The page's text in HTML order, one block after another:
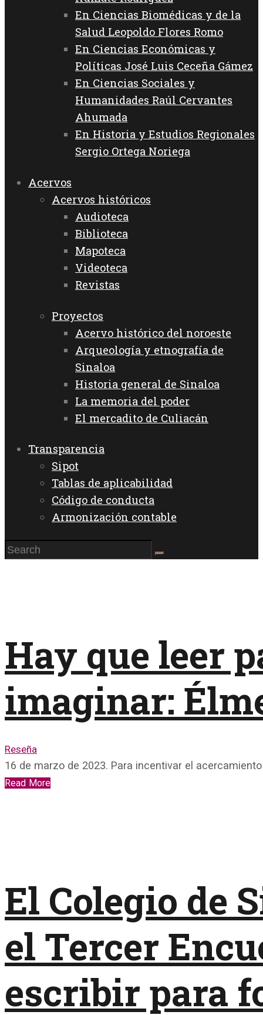
En Ciencias Biomédicas y de la
Salud Leopoldo Flores Romo
En Ciencias Económicas y
Políticas José Luis Ceceña Gámez
En Ciencias Sociales y
Humanidades Raúl Cervantes
Ahumada
En Historia y Estudios Regionales
Sergio Ortega Noriega
Acervos
Acervos históricos
Audioteca
Biblioteca
Mapoteca
Videoteca
Revistas
Proyectos
Acervo histórico del noroeste
Arqueología y etnografía de
Sinaloa
Historia general de Sinaloa
La memoria del poder
El mercadito de Culiacán
Transparencia
Sipot
Tablas de aplicabilidad
Código de conducta
Armonización contable
Hay que leer
imaginar:
Reseña
16 de marzo de 2023. Para incentivar el
Read More
El Colegio de
el Tercer
escribir para